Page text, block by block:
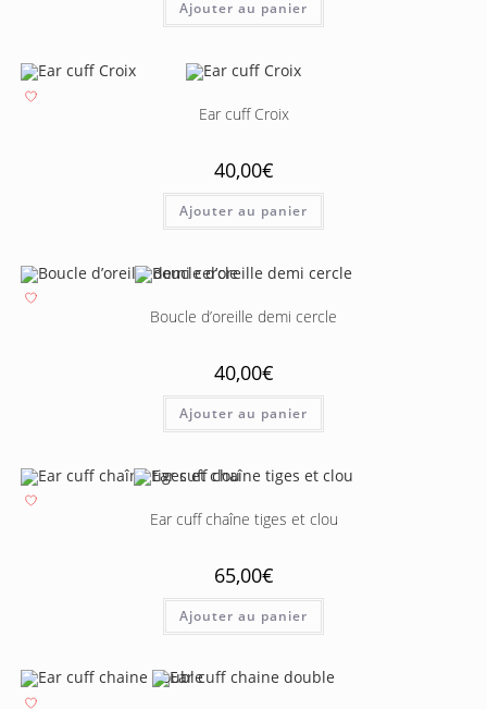
Ajouter au panier
Ear cuff Croix
40,00€
Ajouter au panier
Boucle d’oreille demi cercle
40,00€
Ajouter au panier
Ear cuff chaîne tiges et clou
65,00€
Ajouter au panier